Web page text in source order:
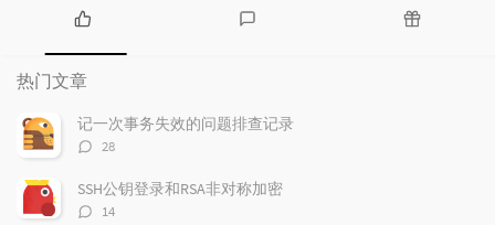
热
门
文
章
论
热门文章
记一次事务失效的问题排查记录
评
数：
28
SSH公钥登录和RSA非对称加密
评
14